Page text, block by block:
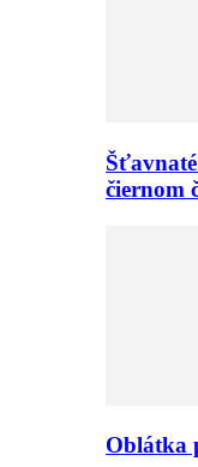
čiernom
Oblátka